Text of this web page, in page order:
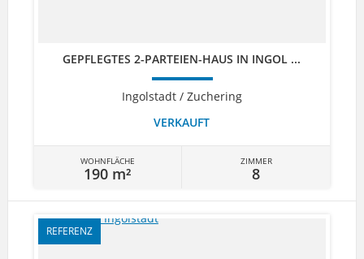
GEPFLEGTES 2-PARTEIEN-HAUS IN INGOL ...
Ingolstadt / Zuchering
VERKAUFT
WOHNFLÄCHE
190 m²
ZIMMER
8
REFERENZ